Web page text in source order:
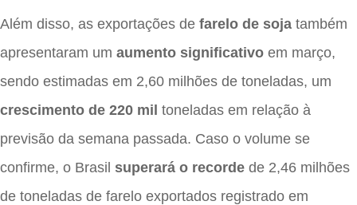
Além disso, as exportações de farelo de soja também
apresentaram um aumento significativo em março,
sendo estimadas em 2,60 milhões de toneladas, um
crescimento de 220 mil toneladas em relação à
previsão da semana passada. Caso o volume se
confirme, o Brasil superará o recorde de 2,46 milhões
de toneladas de farelo exportados registrado em